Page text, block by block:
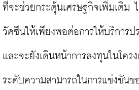
ที่จะช่วยกระตุ้นเศรษฐกิจเพิ่มเติม
วัคซีนให้เพียงพอต่อการให้บริการป
และจะยังเดินหน้าการลงทุนในโคร
ระดับความสามารถในการแข่งขันข